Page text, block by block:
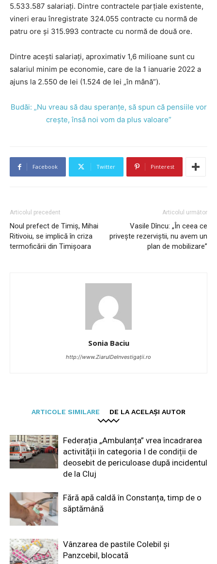
5.533.587 salariaţi. Dintre contractele parţiale existente,
vineri erau înregistrate 324.055 contracte cu normă de
patru ore şi 315.993 contracte cu normă de două ore.
Dintre acești salariați, aproximativ 1,6 milioane sunt cu
salariul minim pe economie, care de la 1 ianuarie 2022 a
ajuns la 2.550 de lei (1.524 de lei „în mână”).
Budăi: „Nu vreau să dau speranțe, să spun că pensiile vor
crește, însă noi vom da plus valoare”
Facebook Twitter Pinterest
Articolul precedent
Noul prefect de Timiș, Mihai
Ritivoiu, se implică în criza
termoficării din Timișoara
Articolul următor
Vasile Dîncu: „În ceea ce
privește rezerviştii, nu avem un
plan de mobilizare”
Sonia Baciu
http://www.ZiarulDeInvestigații.ro
ARTICOLE SIMILARE DE LA ACELAȘI AUTOR
Federația „Ambulanța” vrea încadrarea
activității în categoria I de condiții de
deosebit de periculoase după incidentul
de la Cluj
Fără apă caldă în Constanța, timp de o
săptămână
Vânzarea de pastile Colebil și
Panzcebil, blocată